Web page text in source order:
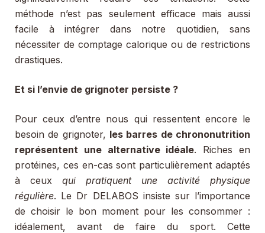
méthode n’est pas seulement efficace mais aussi
facile à intégrer dans notre quotidien, sans
nécessiter de comptage calorique ou de restrictions
drastiques.
Et si l’envie de grignoter persiste ?
Pour ceux d’entre nous qui ressentent encore le
besoin de grignoter, les barres de chrononutrition
représentent une alternative idéale. Riches en
protéines, ces en-cas sont particulièrement adaptés
à ceux qui pratiquent une activité physique
régulière. Le Dr DELABOS insiste sur l’importance
de choisir le bon moment pour les consommer :
idéalement, avant de faire du sport. Cette